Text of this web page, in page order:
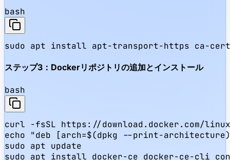
bash
sudo apt install apt-transport-https ca-
ステップ3：Dockerリポジトリの追加とインストール
bash
curl -fsSL https://download.docker.com/
echo "deb [arch=$(dpkg --print-
sudo apt update
sudo apt install docker-ce docker-ce-cli